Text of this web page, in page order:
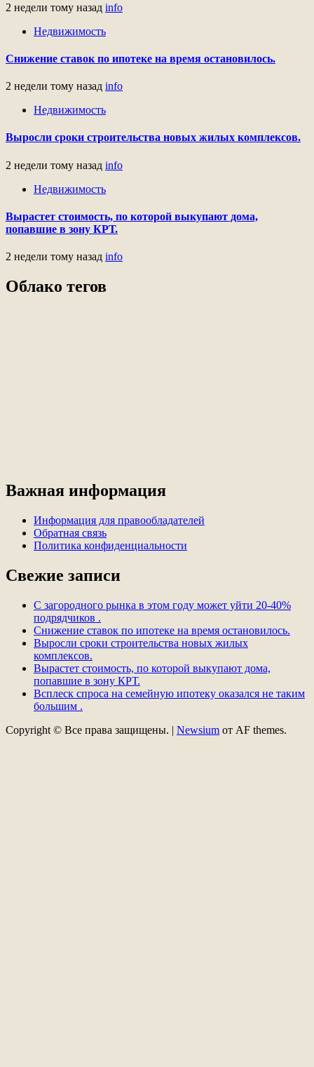
2 недели тому назад info
Недвижимость
Снижение ставок по ипотеке на время остановилось.
2 недели тому назад info
Недвижимость
Выросли сроки строительства новых жилых комплексов.
2 недели тому назад info
Недвижимость
Вырастет стоимость, по которой выкупают дома,
попавшие в зону КРТ.
2 недели тому назад info
Облако тегов
Важная информация
Информация для правообладателей
Обратная связь
Политика конфиденциальности
Свежие записи
С загородного рынка в этом году может уйти 20-40%
подрядчиков .
Снижение ставок по ипотеке на время остановилось.
Выросли сроки строительства новых жилых
комплексов.
Вырастет стоимость, по которой выкупают дома,
попавшие в зону КРТ.
Всплеск спроса на семейную ипотеку оказался не таким
большим .
Copyright © Все права защищены. | Newsium от AF themes.